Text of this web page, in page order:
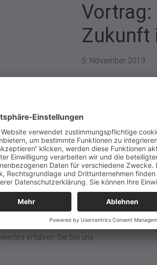
Zukunft
5. November 2019
sondern auch Strom, der im Haushalt
Strom steht für ein überaus hohes Maß
unterstützen diese moderne Heiztechnik.
erfahren Sie bei uns.